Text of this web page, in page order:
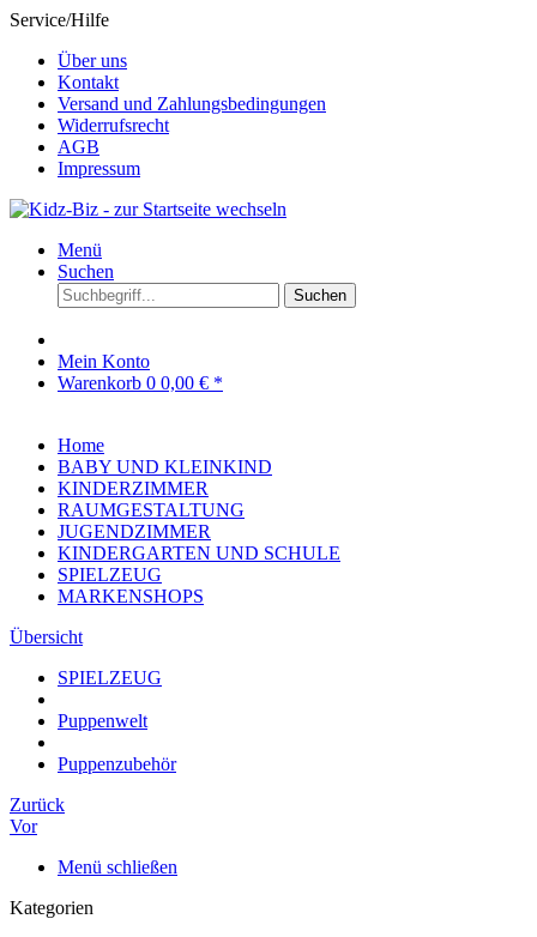
Service/Hilfe
Über uns
Kontakt
Versand und Zahlungsbedingungen
Widerrufsrecht
AGB
Impressum
Menü
Suchen
Suchen
Mein Konto
Warenkorb 0 0,00 € *
Home
BABY UND KLEINKIND
KINDERZIMMER
RAUMGESTALTUNG
JUGENDZIMMER
KINDERGARTEN UND SCHULE
SPIELZEUG
MARKENSHOPS
Übersicht
SPIELZEUG
Puppenwelt
Puppenzubehör
Zurück
Vor
Menü schließen
Kategorien